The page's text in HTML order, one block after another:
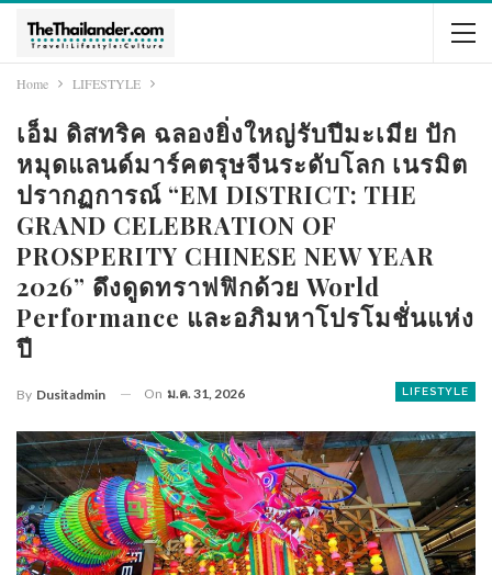
Home LIFESTYLE
เอ็ม ดิสทริค ฉลองยิ่งใหญ่รับปีมะเมีย ปัก
หมุดแลนด์มาร์คตรุษจีนระดับโลก เนรมิต
ปรากฏการณ์ “EM DISTRICT: THE
GRAND CELEBRATION OF
PROSPERITY CHINESE NEW YEAR
2026” ดึงดูดทราฟฟิกด้วย World
Performance และอภิมหาโปรโมชั่นแห่ง
ปี
LIFESTYLE
By Dusitadmin On ม.ค. 31, 2026